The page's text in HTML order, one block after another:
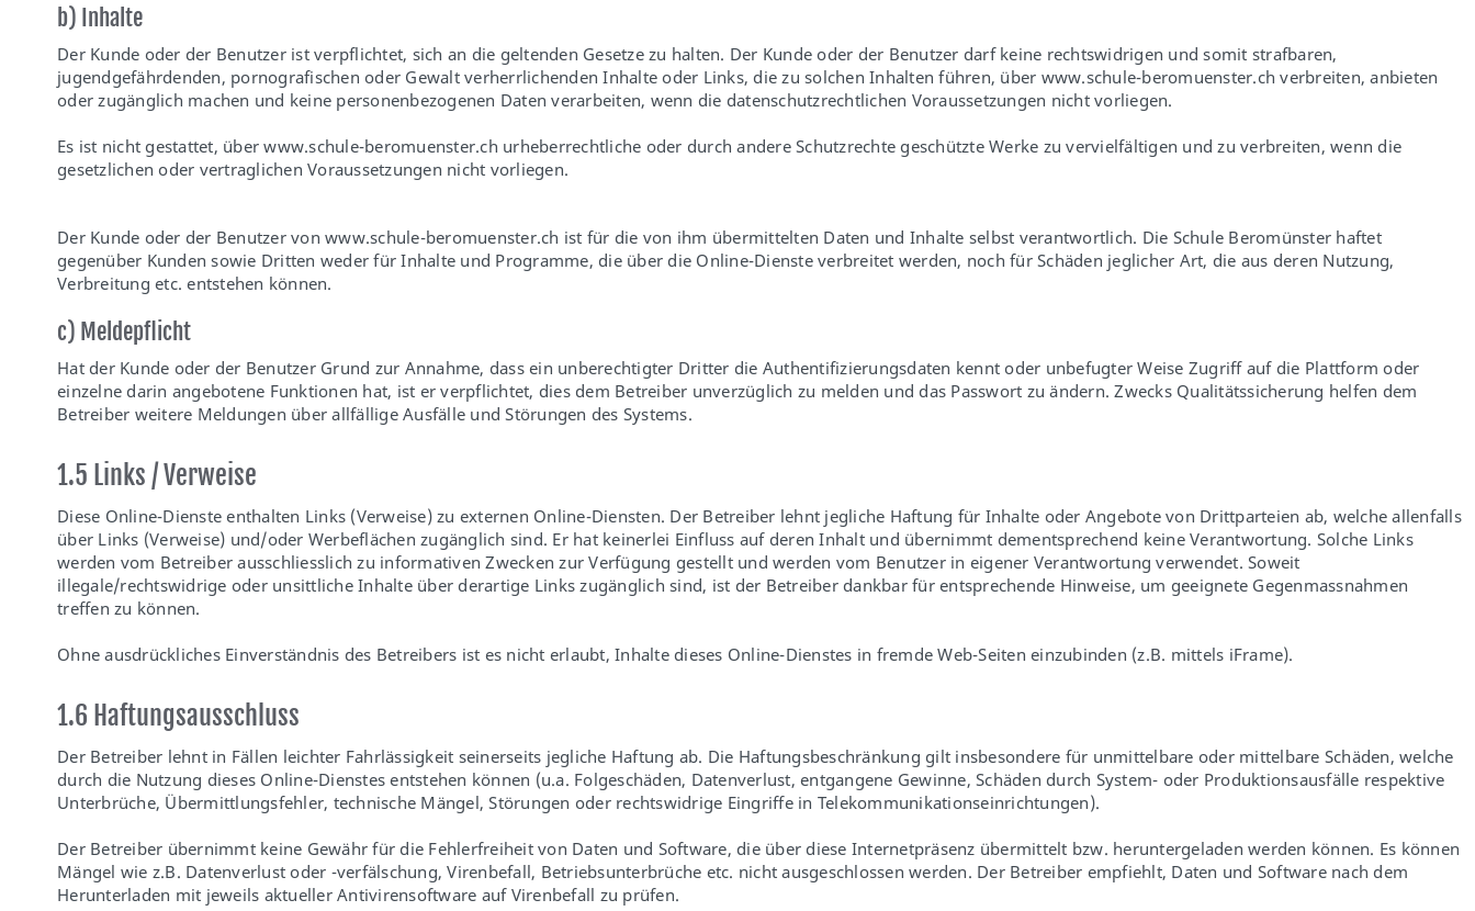
b) Inhalte
Der Kunde oder der Benutzer ist verpflichtet, sich an die geltenden Gesetze zu halten. Der Kunde oder der Benutzer darf keine rechtswidrigen und somit strafbaren,
jugendgefährdenden, pornografischen oder Gewalt verherrlichenden Inhalte oder Links, die zu solchen Inhalten führen, über www.schule-beromuenster.ch verbreiten, anbieten
oder zugänglich machen und keine personenbezogenen Daten verarbeiten, wenn die datenschutzrechtlichen Voraussetzungen nicht vorliegen.
Es ist nicht gestattet, überwww.schule-beromuenster.ch urheberrechtliche oder durch andere Schutzrechte geschützte Werke zu vervielfältigen und zu verbreiten, wenn die
gesetzlichen oder vertraglichen Voraussetzungen nicht vorliegen.
Der Kunde oder der Benutzer von www.schule-beromuenster.ch ist für die von ihm übermittelten Daten und Inhalte selbst verantwortlich. Die Schule Beromünster haftet
gegenüber Kunden sowie Dritten weder für Inhalte und Programme, die über die Online-Dienste verbreitet werden, noch für Schäden jeglicher Art, die aus deren Nutzung,
Verbreitung etc. entstehen können.
c) Meldepflicht
Hat der Kunde oder der Benutzer Grund zur Annahme, dass ein unberechtigter Dritter die Authentifizierungsdaten kennt oder unbefugter Weise Zugriff auf die Plattform oder
einzelne darin angebotene Funktionen hat, ist er verpflichtet, dies dem Betreiber unverzüglich zu melden und das Passwort zu ändern. Zwecks Qualitätssicherung helfen dem
Betreiber weitere Meldungen über allfällige Ausfälle und Störungen des Systems.
1.5 Links / Verweise
Diese Online-Dienste enthalten Links (Verweise) zu externen Online-Diensten. Der Betreiber lehnt jegliche Haftung für Inhalte oder Angebote von Drittparteien ab, welche allenfalls
über Links (Verweise) und/oder Werbeflächen zugänglich sind. Er hat keinerlei Einfluss auf deren Inhalt und übernimmt dementsprechend keine Verantwortung. Solche Links
werden vom Betreiber ausschliesslich zu informativen Zwecken zur Verfügung gestellt und werden vom Benutzer in eigener Verantwortung verwendet. Soweit
illegale/rechtswidrige oder unsittliche Inhalte über derartige Links zugänglich sind, ist der Betreiber dankbar für entsprechende Hinweise, um geeignete Gegenmassnahmen
treffen zu können.
Ohne ausdrückliches Einverständnis des Betreibers ist es nicht erlaubt, Inhalte dieses Online-Dienstes in fremde Web-Seiten einzubinden (z.B. mittels iFrame).
1.6 Haftungsausschluss
Der Betreiber lehnt in Fällen leichter Fahrlässigkeit seinerseits jegliche Haftung ab. Die Haftungsbeschränkung gilt insbesondere für unmittelbare oder mittelbare Schäden, welche
durch die Nutzung dieses Online-Dienstes entstehen können (u.a. Folgeschäden, Datenverlust, entgangene Gewinne, Schäden durch System- oder Produktionsausfälle respektive
Unterbrüche, Übermittlungsfehler, technische Mängel, Störungen oder rechtswidrige Eingriffe in Telekommunikationseinrichtungen).
Der Betreiber übernimmt keine Gewähr für die Fehlerfreiheit von Daten und Software, die über diese Internetpräsenz übermittelt bzw. heruntergeladen werden können. Es können
Mängel wie z.B. Datenverlust oder -verfälschung, Virenbefall, Betriebsunterbrüche etc. nicht ausgeschlossen werden. Der Betreiber empfiehlt, Daten und Software nach dem
Herunterladen mit jeweils aktueller Antivirensoftware auf Virenbefall zu prüfen.